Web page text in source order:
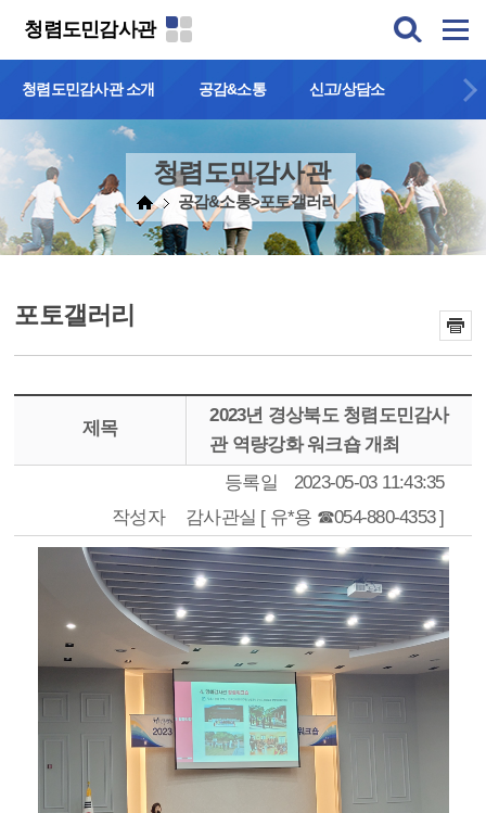
청렴도민감사관
청렴도민감사관 소개 공감&소통 신고/상담소
청렴도민감사관
공감&소통>포토갤러리
포토갤러리
제목
2023년 경상북도 청렴도민감사
관 역량강화 워크숍 개최
등록일
2023-05-03 11:43:35
작성자
감사관실 [ 유*용 ☎054-880-4353 ]